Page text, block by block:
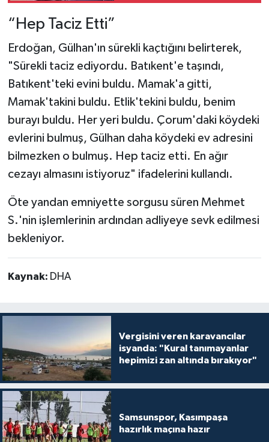
“Hep Taciz Etti”
Erdoğan, Gülhan'ın sürekli kaçtığını belirterek,
"Sürekli taciz ediyordu. Batıkent'e taşındı,
Batıkent'teki evini buldu. Mamak'a gitti,
Mamak'takini buldu. Etlik'tekini buldu, benim
burayı buldu. Her yeri buldu. Çorum'daki köydeki
evlerini bulmuş, Gülhan daha köydeki ev adresini
bilmezken o bulmuş. Hep taciz etti. En ağır
cezayı almasını istiyoruz" ifadelerini kullandı.
Öte yandan emniyette sorgusu süren Mehmet
S.'nin işlemlerinin ardından adliyeye sevk edilmesi
bekleniyor.
Kaynak: DHA
Vergisini veren karavancılar
isyanda: "Kural tanımayanlar
hepimizi zan altında bırakıyor"
Samsunspor, Kasımpaşa
hazırlık maçına hazır